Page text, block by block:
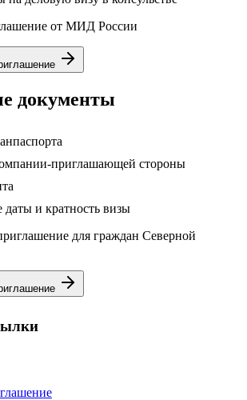
от МИД России
документы
приглашающей стороны
и кратность визы
для граждан Северной